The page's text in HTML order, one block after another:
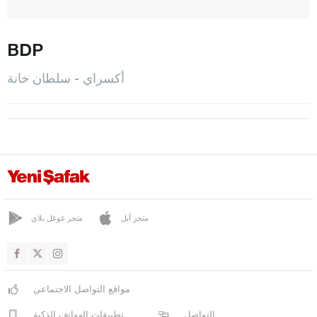
صاغلق
ساراتلي
سلطان خانة
BDP
أكسراي - سلطان خانة
متجر غوغل بلاي متجر آبل
مواقع التواصل الاجتماعي
تطبيقات الهواتف الذكية التواصل